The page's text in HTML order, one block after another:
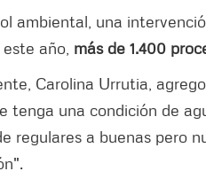
ambiental, una
año, más de 1.400
Carolina Urrutia,
tenga una condición de
regulares a buenas pero